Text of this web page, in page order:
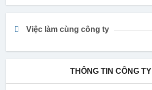
Việc làm cùng công ty
THÔNG TIN CÔNG TY